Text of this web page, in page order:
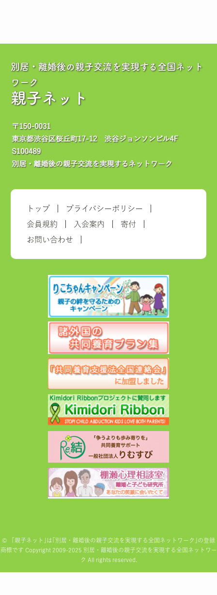
別居・離婚後の親子交流を実現する全国ネット
ワーク
親子ネット
トップ プライバシーポリシー
会員規約 入会案内 寄付
お問い合わせ
© 「親子ネット｣は｢別居・離婚後の親子交流を実現する全国ネットワーク｣の登録
商標です Copyright 2009-2025 別居・離婚後の親子交流を実現する全国ネットワー
ク All rights reserved.